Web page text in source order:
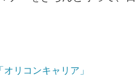
リコンキャリア」